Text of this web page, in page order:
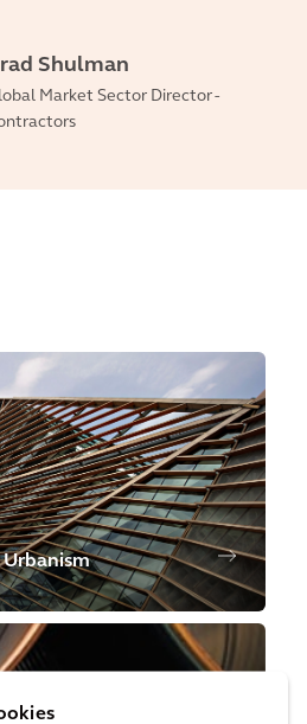
Shulman
Market Sector Director -